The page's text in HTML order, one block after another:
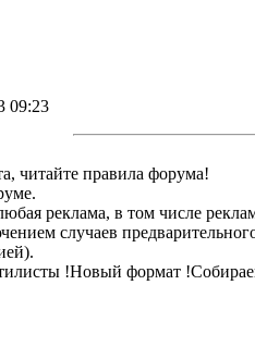
09:23
читайте правила форума!
реклама, в том числе
случаев
!Новый формат